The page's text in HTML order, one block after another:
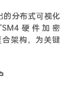
分布式可视化
硬件加密
架构，为关键